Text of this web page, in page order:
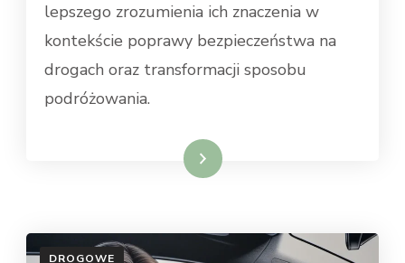
lepszego zrozumienia ich znaczenia w
kontekście poprawy bezpieczeństwa na
drogach oraz transformacji sposobu
podróżowania.
Dowiedz się więcej
DROGOWE